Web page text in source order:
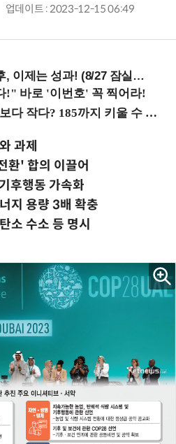
업데이트 : 2023-12-15 06:49
제는 성과! (8/27 잠실역)
과제
환' 합의 이끌어
후행동 가속화
지 용량 3배 확충
소 수소 등 명시